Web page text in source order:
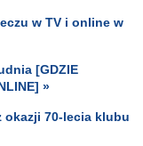
w TV i online w
[GDZIE
»
okazji 70-lecia klubu